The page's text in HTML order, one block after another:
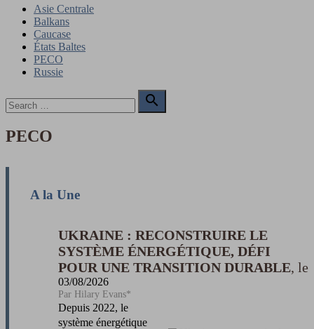
Asie Centrale
Balkans
Caucase
États Baltes
PECO
Russie
for:

Search
PECO
A la Une
UKRAINE : RECONSTRUIRE LE
SYSTÈME ÉNERGÉTIQUE, DÉFI
POUR UNE TRANSITION DURABLE
03/08/2026
Hilary Evans*
Depuis 2022, le
système énergétique